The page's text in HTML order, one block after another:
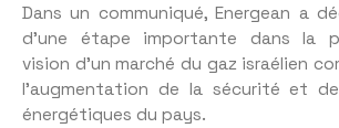
Dans un communiqué, Energean a
d’une étape importante dans la
vision d’un marché du gaz israélien
l’augmentation de la sécurité et de
énergétiques du pays.